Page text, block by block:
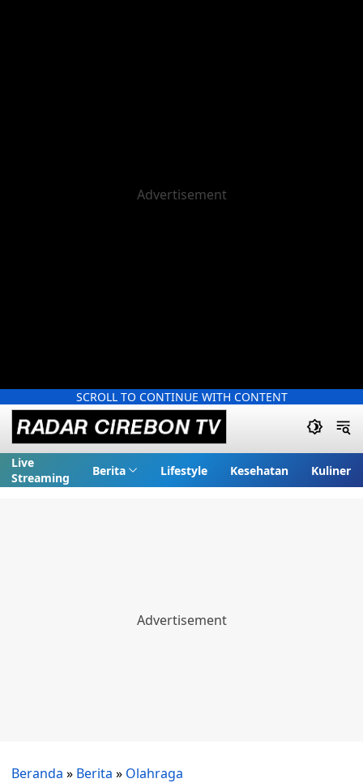
SCROLL TO CONTINUE WITH CONTENT
Live
Streaming
Berita Lifestyle Kesehatan Kuliner
Beranda » Berita » Olahraga